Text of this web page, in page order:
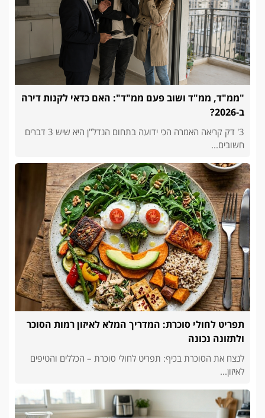
"ממ"ד, ממ"ד ושוב פעם ממ"ד": האם כדאי לקנות דירה
ב-2026?
3' דק קריאה האמרה הכי ידועה בתחום הנדל"ן היא שיש 3 דברים
חשובים...
תפריט לחולי סוכרת: המדריך המלא לאיזון רמות הסוכר
ולתזונה נכונה
לנצח את הסוכרת בכיף: תפריט לחולי סוכרת – הכללים והטיפים
לאיזון...